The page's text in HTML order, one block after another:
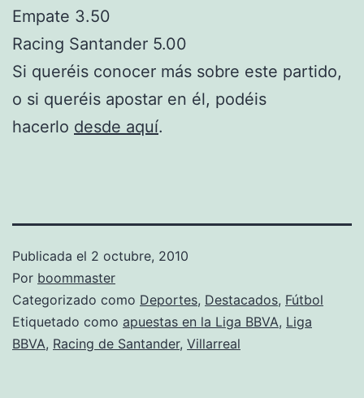
Empate 3.50
Racing Santander 5.00
Si queréis conocer más sobre este partido,
o si queréis apostar en él, podéis
hacerlo desde aquí.
Publicada el 2 octubre, 2010
Por boommaster
Categorizado como Deportes, Destacados, Fútbol
Etiquetado como apuestas en la Liga BBVA, Liga
BBVA, Racing de Santander, Villarreal